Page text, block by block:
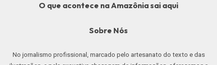
O que acontece na Amazônia sai aqui
Sobre Nós
No jornalismo profissional, marcado pelo artesanato do texto e das